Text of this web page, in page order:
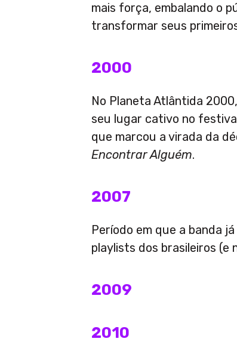
mais força, embalando o
transformar seus
2000
No Planeta Atlântida
seu lugar cativo no
que marcou a virada da
Encontrar Alguém.
2007
Período em que a banda
playlists dos brasileiros (e
2009
2010